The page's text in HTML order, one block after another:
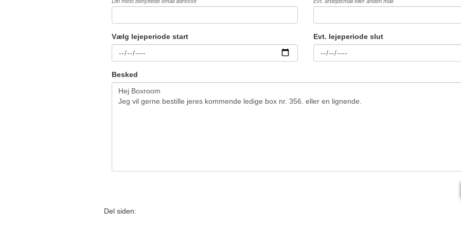
Vælg lejeperiode start Evt. lejeperiode slut
Besked
Del siden: